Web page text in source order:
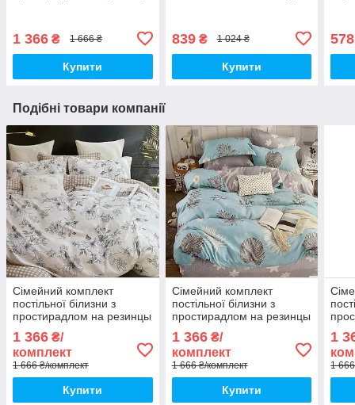
1 366 ₴ 1 666 ₴
Купити
839₴ 1 024 ₴
Купити
578
Подібні товари компанії
Сімейний комплект
постільної білизни з
простирадлом на резинцы
з фланелі, дві підковдри
1 366 ₴/
комплект
1 666 ₴/комплект
Купити
Сімейний комплект
постільної білизни з
простирадлом на резинцы
з фланелі, дві підковдри
1 366₴/
комплект
1 666 ₴/комплект
Купити
з
1
1